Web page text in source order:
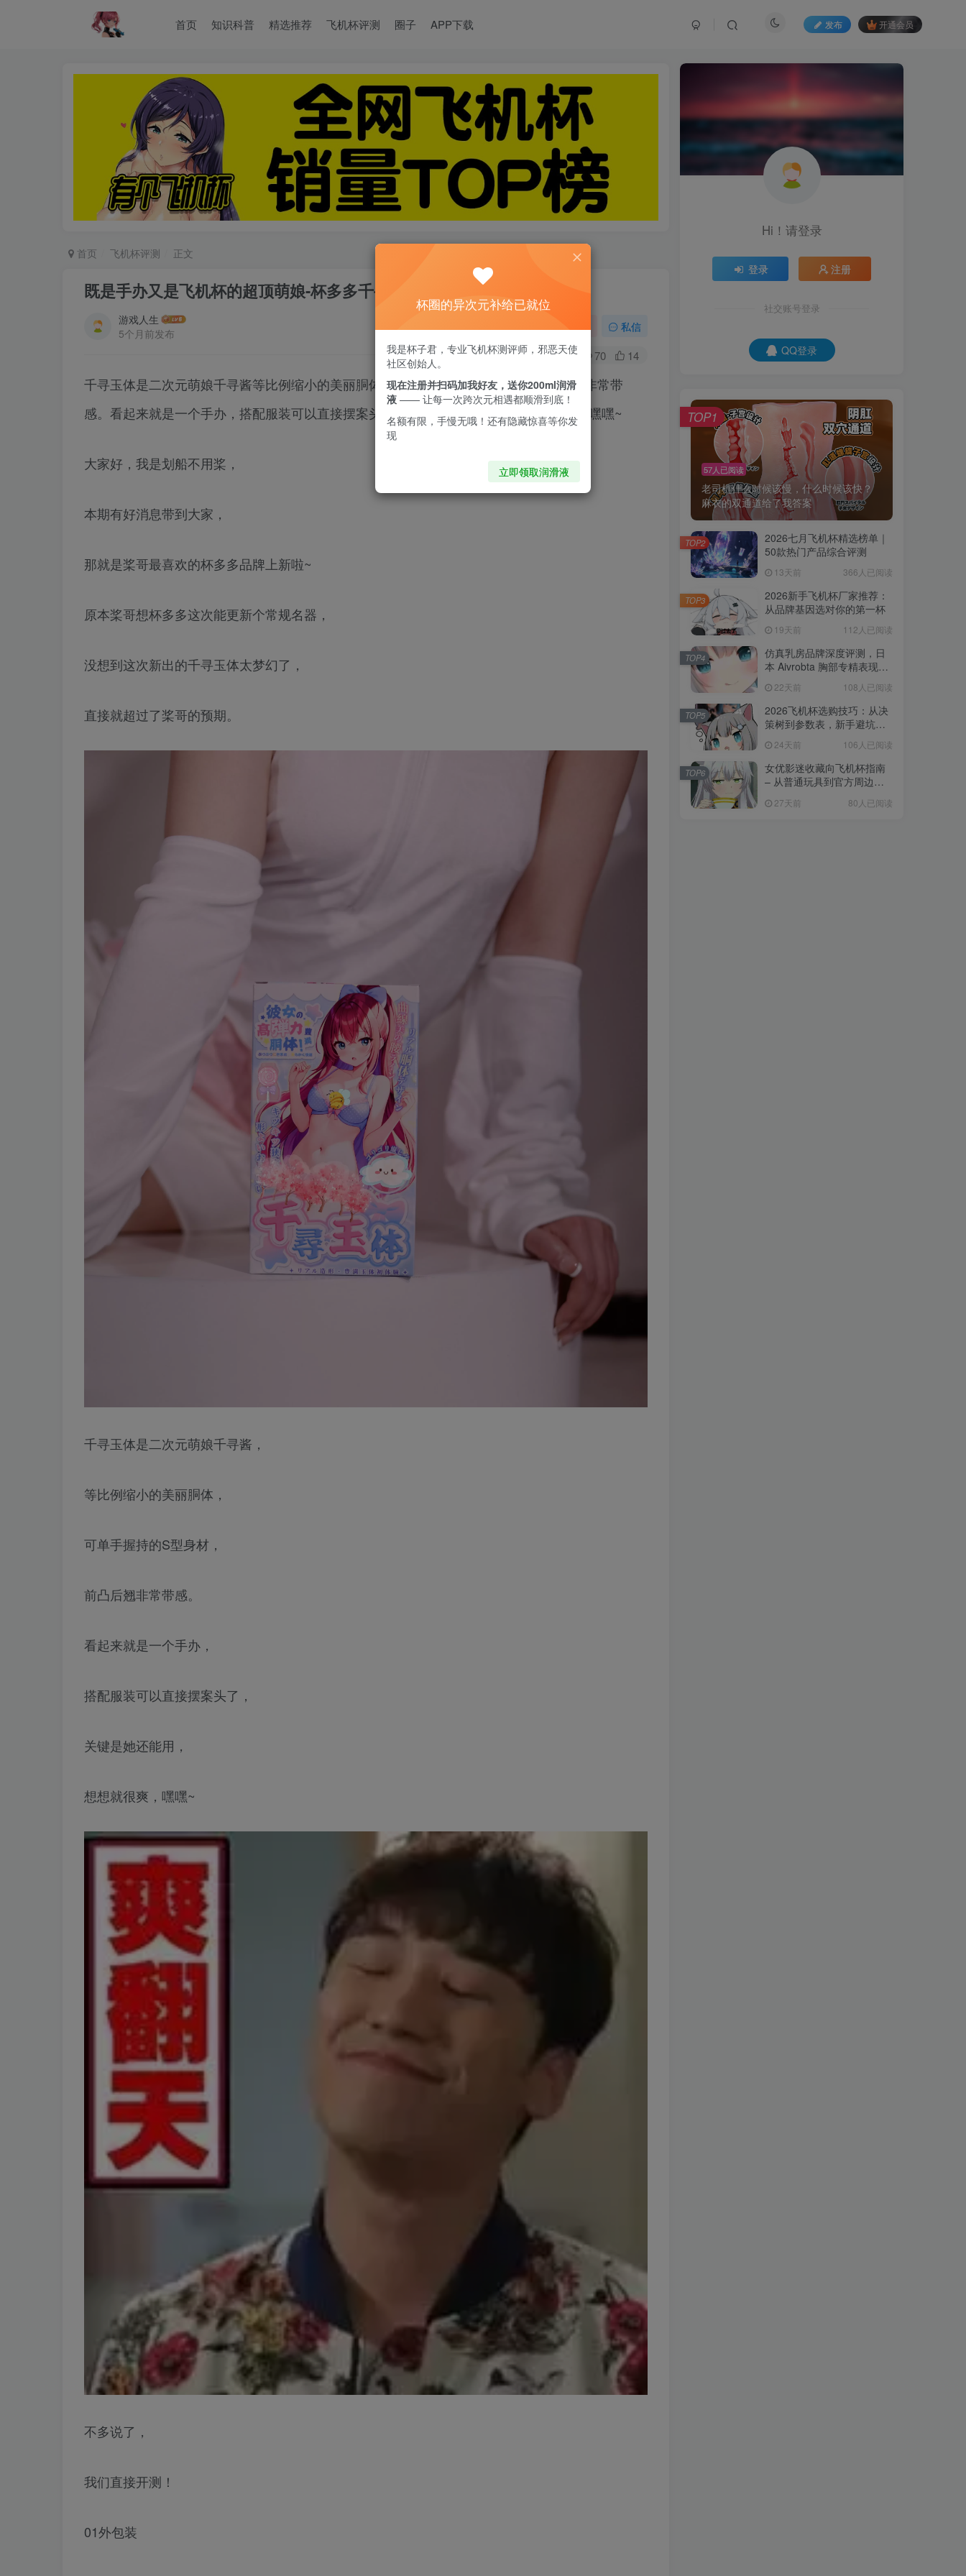
首页 知识科普 精选推荐 飞机杯评测 圈子 APP下载 发布 开通会员
首页 飞机杯评测 正文
既是手办又是飞机杯的超顶萌娘-杯多多千寻玉体飞机杯名器测评
游戏人生
5个月前发布
私信
0 70 14
千寻玉体是二次元萌娘千寻酱等比例缩小的美丽胴体，可单手握持的S型身材，前凸后翘非常带
感。看起来就是一个手办，搭配服装可以直接摆案头了，关键是她还能用，想想就很爽，嘿嘿~
大家好，我是划船不用桨，
本期有好消息带到大家，
那就是桨哥最喜欢的杯多多品牌上新啦~
原本桨哥想杯多多这次能更新个常规名器，
没想到这次新出的千寻玉体太梦幻了，
直接就超过了桨哥的预期。
千寻玉体是二次元萌娘千寻酱，
等比例缩小的美丽胴体，
可单手握持的S型身材，
前凸后翘非常带感。
看起来就是一个手办，
搭配服装可以直接摆案头了，
关键是她还能用，
想想就很爽，嘿嘿~
不多说了，
我们直接开测！
01外包装
Hi！请登录
登录 注册
社交账号登录
QQ登录
57人已阅读
老司机什么时候该慢，什么时候该快？
麻衣的双通道给了我答案
TOP1
2026七月飞机杯精选榜单｜
50款热门产品综合评测
13天前 366人已阅读
TOP2
2026新手飞机杯厂家推荐：
从品牌基因选对你的第一杯
19天前 112人已阅读
TOP3
仿真乳房品牌深度评测，日
本 Aivrobta 胸部专精表现突
22天前 108人已阅读
TOP4
2026飞机杯选购技巧：从决
策树到参数表，新手避坑全
24天前 106人已阅读
TOP5
女优影迷收藏向飞机杯指南
– 从普通玩具到官方周边的
27天前 80人已阅读
TOP6
杯圈的异次元补给已就位
我是杯子君，专业飞机杯测评师，邪恶天使
社区创始人。
现在注册并扫码加我好友，送你200ml润滑
液 —— 让每一次跨次元相遇都顺滑到底！
名额有限，手慢无哦！还有隐藏惊喜等你发
现
立即领取润滑液